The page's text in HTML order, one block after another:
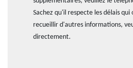
Sachez qu'il respecte les délais
recueillir d'autres informations,
directement.